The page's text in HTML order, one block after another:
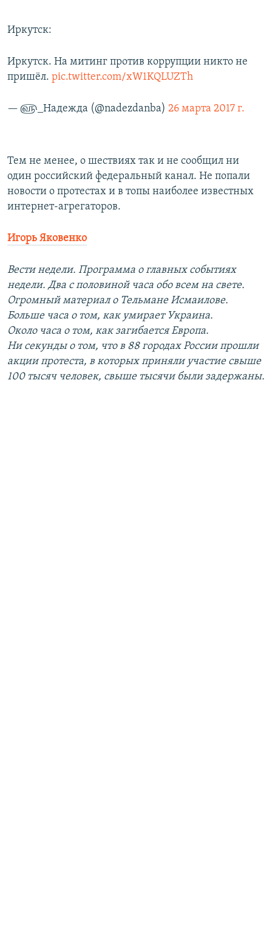
Иркутск:
Иркутск. На митинг против коррупции никто не
пришёл. pic.twitter.com/xW1KQLUZTh
— ௵_Надежда (@nadezdanba) 26 марта 2017 г.
Тем не менее, о шествиях так и не сообщил ни
один российский федеральный канал. Не попали
новости о протестах и в топы наиболее известных
интернет-агрегаторов.
Игорь Яковенко
Вести недели. Программа о главных событиях
недели. Два с половиной часа обо всем на свете.
Огромный материал о Тельмане Исмаилове.
Больше часа о том, как умирает Украина.
Около часа о том, как загибается Европа.
Ни секунды о том, что в 88 городах России прошли
акции протеста, в которых приняли участие свыше
100 тысяч человек, свыше тысячи были задержаны.